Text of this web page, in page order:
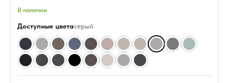
В наличии
Доступные цветасерый